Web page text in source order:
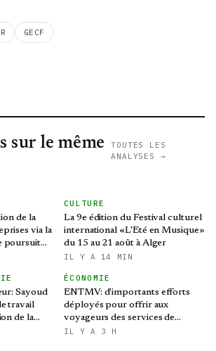
GECF
sur le même
TOUTES LES
ANALYSES →
de la
via la
poursuit
CULTURE
La 9e édition du Festival culturel
international «L'Eté en Musique»
du 15 au 21 août à Alger
IL Y A 14 MIN
travail
de la
ÉCONOMIE
ENTMV: d'importants efforts
déployés pour offrir aux
voyageurs des services de
qualité
IL Y A 3 H